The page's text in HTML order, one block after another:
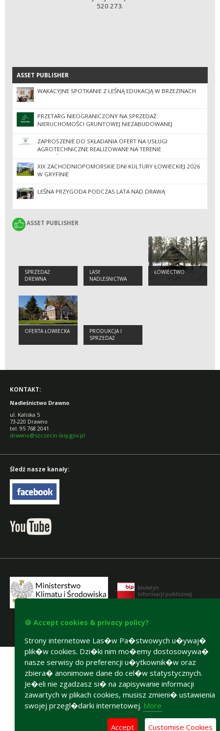
520 273.
ASSET PUBLISHER
ASSET PUBLISHER
WAKACYJNE SPOTKANIE Z LEŚNĄ EDUKACJĄ W BRZEZINACH
PRZETARG NIEOGRANICZONY NA SPRZEDAŻ
NIERUCHOMOŚCI GRUNTOWEJ NIEZABUDOWANEJ
ZAPROSZENIE DO SKŁADANIA OFERT NA USŁUGI
AGROTECHNICZNE REALIZOWANE NA TERENIE
NADLEŚNICTWA DRAWNO
XIX ZACHODNIOPOMORSKIE DNI KULTURY ŁOWIECKIEJ 2026
W GRYFINIE
LEŚNA PRZYGODA PODCZAS LATA NAD DRAWĄ
ASSET PUBLISHER
ASSET PUBLISHER
SPRZEDAŻ
DREWNA
LASY
NADLEŚNICTWA
ŁOWIECTWO
OFERTA ŁOWIECKA
PRODUKCJA I
SPRZEDAŻ
SADZONEK
KONTAKT:
Nadleśnictwo Drawno
ul. Kaliska 5
73-220 Drawno
tel. 95 768 2041
drawno@szczecin.lasy.gov.pl
Śledź nasze kanały:
Accesibility declaration
🍪 Accept cookies & privacy policy?
Strony internetowe Las�w Pa�stwowych u�ywaj�
plik�w cookies. Dzi�ki nim mo�emy dostosowywa�
nasze serwisy do preferencji u�ytkownik�w oraz
zbiera� anonimowe dane do cel�w statystycznych.
Je�eli nie zgadzasz si� na zapisywanie informacji
zawartych w plikach cookies, musisz zmieni� ustawienia
swojej przegl�darki internetowej. More
Accept Customise Cookies